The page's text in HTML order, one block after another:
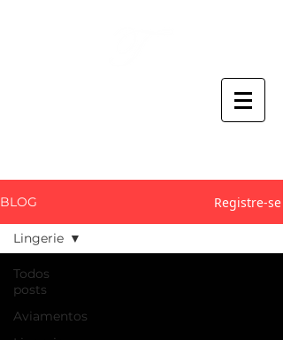
BLOG Registre-se
Todos
posts
Aviamentos
Lingerie